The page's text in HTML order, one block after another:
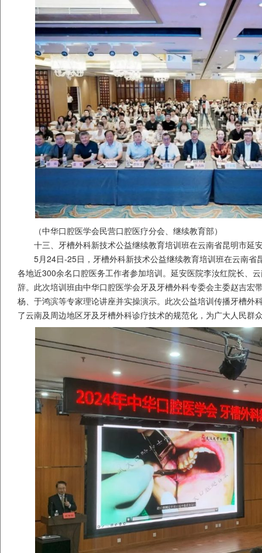
（中华口腔医学会民营口腔医疗分会、继续教育部）
十三、牙槽外科新技术公益继续教育培训班在云南省昆明市延
5月24日-25日，牙槽外科新技术公益继续教育培训班在云南省
各地近300余名口腔医务工作者参加培训。延安医院李汝红院长、
辞。此次培训班由中华口腔医学会牙及牙槽外科专委会主委赵吉宏
杨、于鸿滨等专家理论讲座并实操演示。此次公益培训传播牙槽外
了云南及周边地区牙及牙槽外科诊疗技术的规范化，为广大人民群